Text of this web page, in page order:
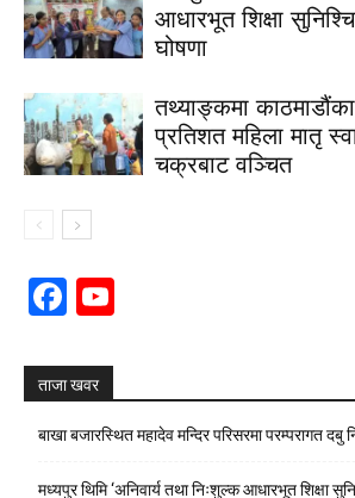
आधारभूत शिक्षा
घोषणा
तथ्याङ्कमा
प्रतिशत महिला मातृ
चक्रबाट वञ्चित
Facebook
ताजा खवर
बाखा बजारस्थित महादेव मन्दिर परिसरमा परम्परागत दबु
मध्यपुर थिमि ‘अनिवार्य तथा निःशुल्क आधारभूत शिक्षा